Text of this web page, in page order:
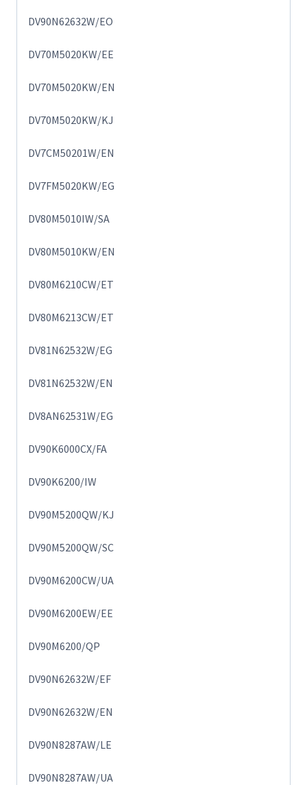
DV90N62632W/EO
DV70M5020KW/EE
DV70M5020KW/EN
DV70M5020KW/KJ
DV7CM50201W/EN
DV7FM5020KW/EG
DV80M5010IW/SA
DV80M5010KW/EN
DV80M6210CW/ET
DV80M6213CW/ET
DV81N62532W/EG
DV81N62532W/EN
DV8AN62531W/EG
DV90K6000CX/FA
DV90K6200/IW
DV90M5200QW/KJ
DV90M5200QW/SC
DV90M6200CW/UA
DV90M6200EW/EE
DV90M6200/QP
DV90N62632W/EF
DV90N62632W/EN
DV90N8287AW/LE
DV90N8287AW/UA